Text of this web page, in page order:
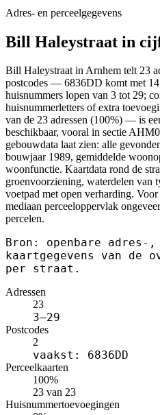
Adres- en perceelgegevens
Bill Haleystraat in
Bill Haleystraat in Arnhem telt 23
postcodes — 6836DD komt met 14
huisnummers lopen van 3 tot 29;
huisnummerletters of extra
van de 23 adressen (100%) — is
beschikbaar, vooral in sectie
gebouwdata laat zien: alle
bouwjaar 1989, gemiddelde
woonfunctie. Kaartdata rond de
groenvoorziening, waterdelen van
voetpad met open verharding.
mediaan perceeloppervlak
percelen.
Bron: openbare adres-
kaartgegevens van de
per straat.
Adressen
23
3–29
Postcodes
2
vaakst: 6836DD
Perceelkaarten
100%
23 van 23
Huisnummertoevoegingen